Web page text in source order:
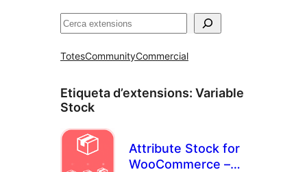
Cerca
TotesCommunityCommercial
Etiqueta d’extensions: Variable
Stock
Attribute Stock for
WooCommerce –